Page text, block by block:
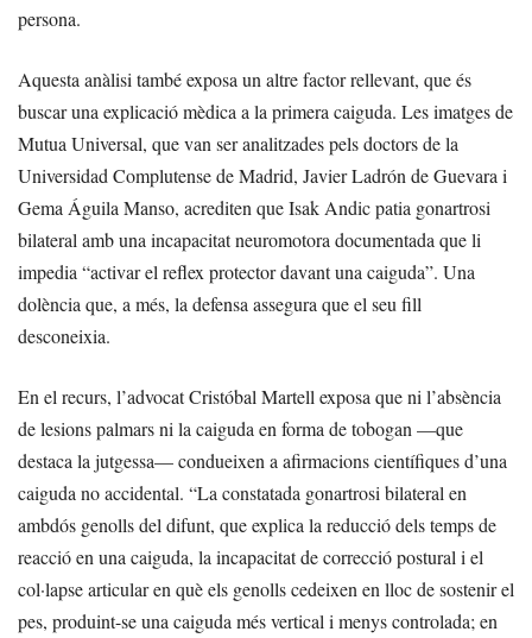
persona.
Aquesta anàlisi també exposa un altre factor rellevant, que és
buscar una explicació mèdica a la primera caiguda. Les imatges de
Mutua Universal, que van ser analitzades pels doctors de la
Universidad Complutense de Madrid, Javier Ladrón de Guevara i
Gema Águila Manso, acrediten que Isak Andic patia gonartrosi
bilateral amb una incapacitat neuromotora documentada que li
impedia “activar el reflex protector davant una caiguda”. Una
dolència que, a més, la defensa assegura que el seu fill
desconeixia.
En el recurs, l’advocat Cristóbal Martell exposa que ni l’absència
de lesions palmars ni la caiguda en forma de tobogan —que
destaca la jutgessa— condueixen a afirmacions científiques d’una
caiguda no accidental. “La constatada gonartrosi bilateral en
ambdós genolls del difunt, que explica la reducció dels temps de
reacció en una caiguda, la incapacitat de correcció postural i el
col·lapse articular en què els genolls cedeixen en lloc de sostenir el
pes, produint-se una caiguda més vertical i menys controlada; en